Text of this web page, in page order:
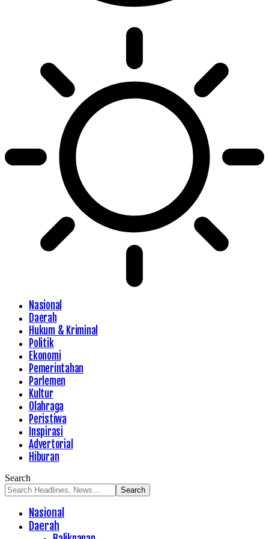
Nasional
Daerah
Hukum & Kriminal
Politik
Ekonomi
Pemerintahan
Parlemen
Kultur
Olahraga
Peristiwa
Inspirasi
Advertorial
Hiburan
Search
Nasional
Daerah